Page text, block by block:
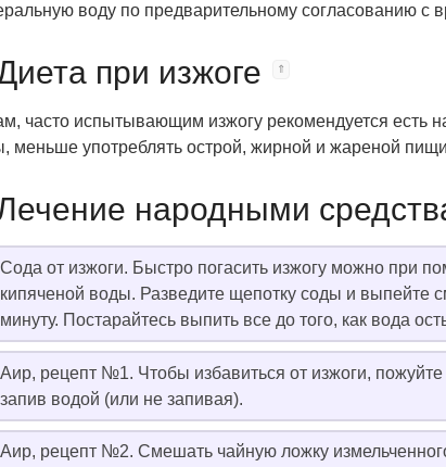
воду по предварительному согласованию с
при изжоге
часто испытывающим изжогу рекомендуется есть
меньше употреблять острой, жирной и жареной
народными
Сода от изжоги. Быстро погасить изжогу можно при
кипяченой воды. Разведите щепотку соды и выпейте
минуту. Постарайтесь выпить все до того, как вода
Аир, рецепт №1. Чтобы избавиться от изжоги,
запив водой (или не запивая).
Аир, рецепт №2. Смешать чайную ложку